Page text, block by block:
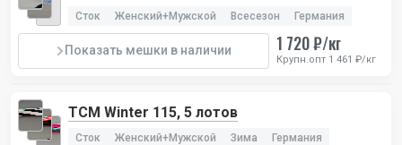
Сток Женский+Мужской Всесезон Германия
Показать мешки в наличии 1 720 ₽/кг
Крупн.опт 1 461 ₽/кг
TCM Winter 115, 5 лотов
Сток Женский+Мужской Зима Германия